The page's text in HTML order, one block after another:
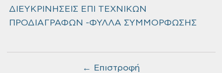
← Επιστροφή
ΔΙΕΥΚΡΙΝΗΣΕΙΣ ΕΠΙ ΤΕΧΝΙΚΩΝ
ΠΡΟΔΙΑΓΡΑΦΩΝ -ΦΥΛΛΑ ΣΥΜΜΟΡΦΩΣΗΣ